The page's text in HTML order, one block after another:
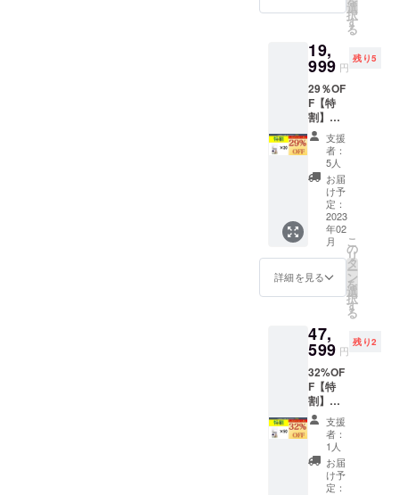
る場合
ます。
様は変
性もご
ざいま
す。ご
了承く
ださ
い。 ※
ご注文
状況、
使用部
材の供
給状
況、製
造工程
上の都
合等に
荷時期
が遅れ
ます。
もござ
いま
た、輸
入資材
等の価
格高騰
により
正規販
売価格
が変動
する可
能性も
ござい
ます。
※デザイ
ン・仕
様は変
性もご
ざいま
す。ご
了承く
ださ
い。 ※
ご注文
状況、
使用部
材の供
給状
込・送
料込）
1枚あた
り約
1,125円
（税
込） ※
皆様の
ご支援
により
量産効
率が向
上した
場合、
正規販
売価格
が販売
可能性
もござ
す。ま
た、輸
入資材
等の価
格高騰
により
正規販
売価格
が変動
格
（セッ
ト割750
円引）
14,250
円（税
込・送
料込）
一般販
売予定
価格
（セッ
ト割750
円引）
14,250
円（税
込・送
料込）
→【18
%OFF
込・送
料込）
1枚あた
り約
1,168円
（税
込） ※
皆様の
ご支援
により
量産効
率が向
選
択
す
る
19,
999 円
残り5
29％OF
F【特
割】
1minut
e Anti-
Fog
Cleaner
×20枚
【特
割】
1minut
e Anti-
Fog
Cleaner
×20枚
1,500円
=30,000
円→一
般販売
予定価
格
（セッ
ト割
1,600円
引）
28,400
円（税
込・送
支援
者：
5人
お届
け予
定：
2023
年02
月
詳細を見る
こ
の
リ
タ
ー
ン
を
選
択
す
る
47,
599 円
残り2
32%OF
F【特
割】
1minut
e Anti-
Fog
Cleaner
×50枚
1,500円
支援
者：
1人
お届
け予
定：